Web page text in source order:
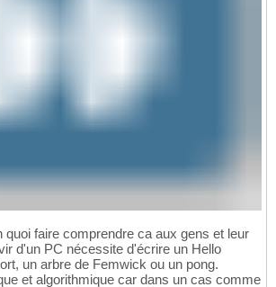
quoi faire comprendre ca aux gens et leur
d'un PC nécessite d'écrire un Hello
un arbre de Femwick ou un pong.
et algorithmique car dans un cas comme